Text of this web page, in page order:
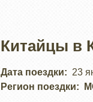
Китайцы в
Дата поездки
23
Регион поездки